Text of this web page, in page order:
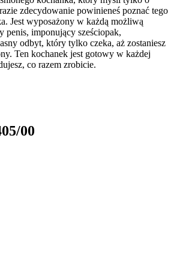
zdecydowanie powinieneś poznać tego
Jest wyposażony w każdą możliwą
penis, imponujący sześciopak,
odbyt, który tylko czeka, aż zostaniesz
Ten kochanek jest gotowy w każdej
co razem zrobicie.
00